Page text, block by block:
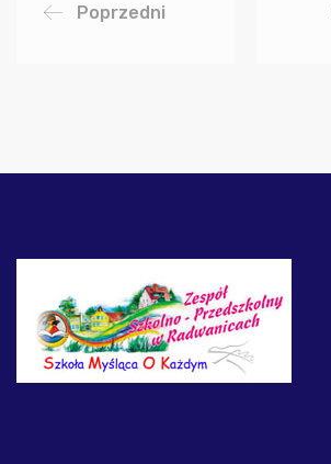
Poprzedni